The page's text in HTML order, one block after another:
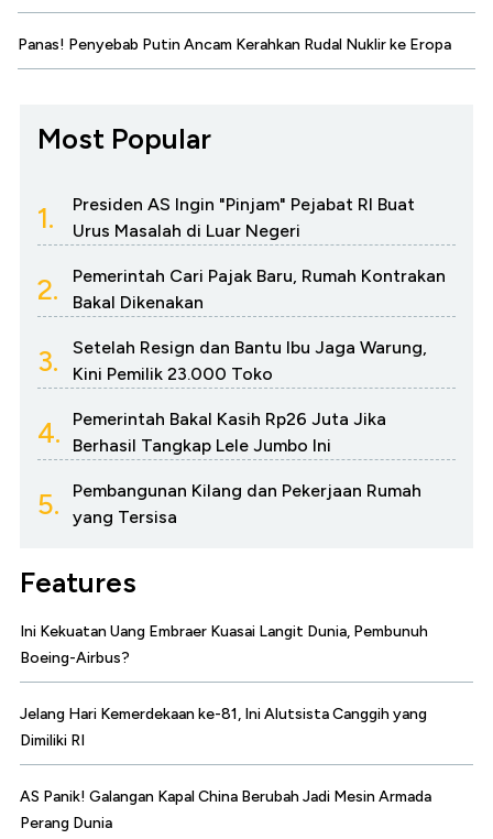
Panas! Penyebab Putin Ancam Kerahkan Rudal Nuklir ke Eropa
Most Popular
1.
Presiden AS Ingin "Pinjam" Pejabat RI Buat
Urus Masalah di Luar Negeri
2.
Pemerintah Cari Pajak Baru, Rumah Kontrakan
Bakal Dikenakan
3.
Setelah Resign dan Bantu Ibu Jaga Warung,
Kini Pemilik 23.000 Toko
4.
Pemerintah Bakal Kasih Rp26 Juta Jika
Berhasil Tangkap Lele Jumbo Ini
5.
Pembangunan Kilang dan Pekerjaan Rumah
yang Tersisa
Features
Ini Kekuatan Uang Embraer Kuasai Langit Dunia, Pembunuh
Boeing-Airbus?
Jelang Hari Kemerdekaan ke-81, Ini Alutsista Canggih yang
Dimiliki RI
AS Panik! Galangan Kapal China Berubah Jadi Mesin Armada
Perang Dunia